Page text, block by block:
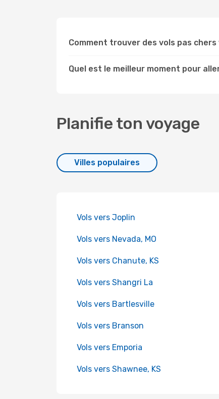
Comment trouver des vols pas
Quel est le meilleur moment pour
Planifie ton voyage
Villes populaires
Vols vers Joplin
Vols vers Nevada, MO
Vols vers Chanute, KS
Vols vers Shangri La
Vols vers Bartlesville
Vols vers Branson
Vols vers Emporia
Vols vers Shawnee, KS